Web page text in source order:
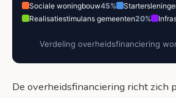
Sociale woningbouw45%
Realisatiestimulans gemeenten20%
Verdeling overheidsfinanciering
De overheidsfinanciering richt zich